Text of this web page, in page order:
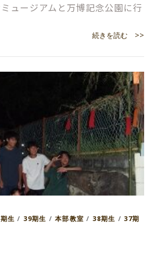
ュージアムと万博記念公園に行
続きを読む >>
生 / 39期生 /本部教室 / 38期生 / 37期